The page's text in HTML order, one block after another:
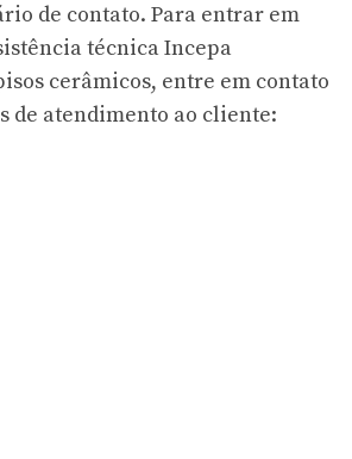
de contato. Para entrar em
técnica Incepa
cerâmicos, entre em contato
de atendimento ao cliente: